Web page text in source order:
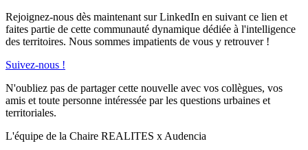
Rejoignez-nous dès maintenant sur LinkedIn en suivant ce lien et
faites partie de cette communauté dynamique dédiée à l'intelligence
des territoires. Nous sommes impatients de vous y retrouver !
Suivez-nous !
N'oubliez pas de partager cette nouvelle avec vos collègues, vos
amis et toute personne intéressée par les questions urbaines et
territoriales.
L'équipe de la Chaire REALITES x Audencia